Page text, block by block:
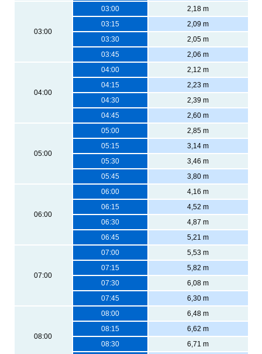
03:00
03:00
2,18 m
03:15
2,09 m
03:30
2,05 m
03:45
2,06 m
04:00
04:00
2,12 m
04:15
2,23 m
04:30
2,39 m
04:45
2,60 m
05:00
05:00
2,85 m
05:15
3,14 m
05:30
3,46 m
05:45
3,80 m
06:00
06:00
4,16 m
06:15
4,52 m
06:30
4,87 m
06:45
5,21 m
07:00
07:00
5,53 m
07:15
5,82 m
07:30
6,08 m
07:45
6,30 m
08:00
08:00
6,48 m
08:15
6,62 m
08:30
6,71 m